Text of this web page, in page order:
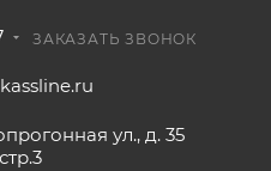
ЗАКАЗАТЬ ЗВОНОК
ул., д. 35
стр.3